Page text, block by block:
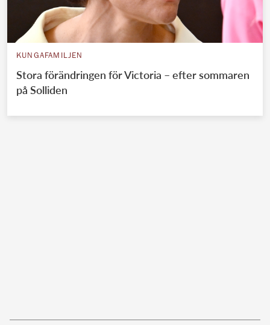
KUNGAFAMILJEN
Stora förändringen för Victoria – efter sommaren
på Solliden